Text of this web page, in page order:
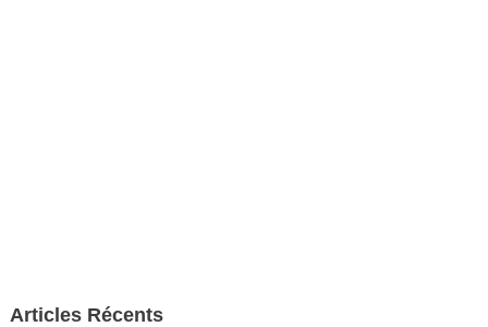
Articles Récents